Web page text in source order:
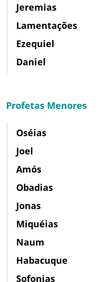
Jeremias
Lamentações
Ezequiel
Daniel
Profetas Menores
Oséias
Joel
Amós
Obadias
Jonas
Miquéias
Naum
Habacuque
Sofonias